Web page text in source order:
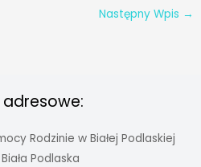
Następny Wpis →
adresowe:
Rodzinie w Białej Podlaskiej
Podlaska